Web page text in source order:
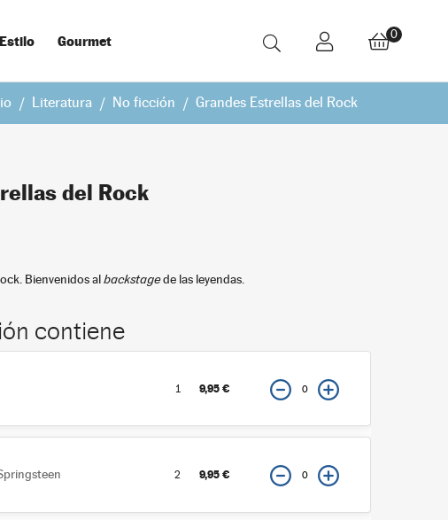
Gourmet 0
Literatura No ficción Grandes Estrellas del Rock
del Rock
Bienvenidos albackstagede las leyendas.
contiene
1 9,95 €
2 9,95 €